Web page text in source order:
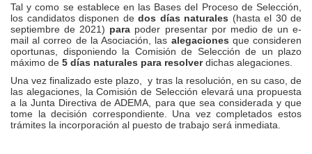
Tal y como se establece en las Bases del Proceso de Selección,
los candidatos disponen de dos días naturales (hasta el 30 de
septiembre de 2021) para poder presentar por medio de un e-
mail al correo de la Asociación, las alegaciones que consideren
oportunas, disponiendo la Comisión de Selección de un plazo
máximo de 5 días naturales para resolverdichas alegaciones.
Una vez finalizado este plazo, y tras la resolución, en su caso, de
las alegaciones, la Comisión de Selección elevará una propuesta
a la Junta Directiva de ADEMA, para que sea considerada y que
tome la decisión correspondiente. Una vez completados estos
trámites la incorporación al puesto de trabajo será inmediata.